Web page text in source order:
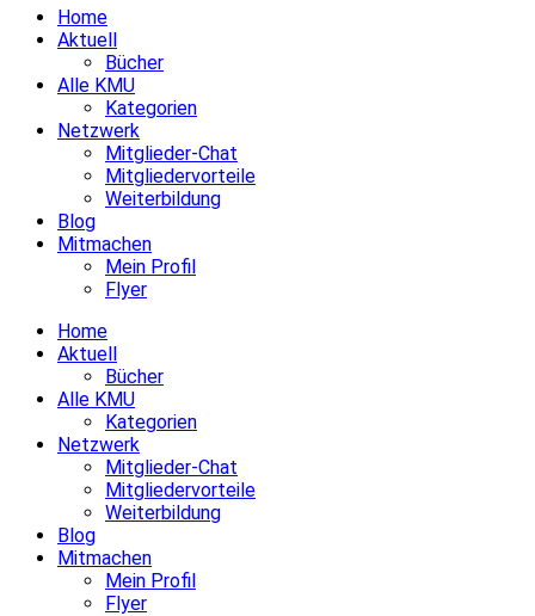
Home
Aktuell
Bücher
Alle KMU
Kategorien
Netzwerk
Mitglieder-Chat
Mitgliedervorteile
Weiterbildung
Blog
Mitmachen
Mein Profil
Flyer
Home
Aktuell
Bücher
Alle KMU
Kategorien
Netzwerk
Mitglieder-Chat
Mitgliedervorteile
Weiterbildung
Blog
Mitmachen
Mein Profil
Flyer